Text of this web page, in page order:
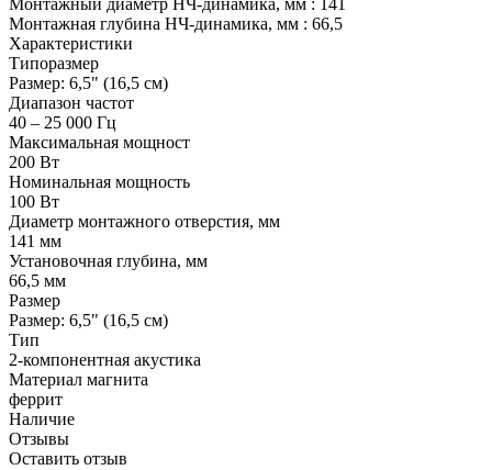
Монтажный диаметр НЧ-динамика, мм : 141
Монтажная глубина НЧ-динамика, мм : 66,5
Характеристики
Типоразмер
Размер: 6,5" (16,5 см)
Диапазон частот
40 – 25 000 Гц
Максимальная мощност
200 Вт
Номинальная мощность
100 Вт
Диаметр монтажного отверстия, мм
141 мм
Установочная глубина, мм
66,5 мм
Размер
Размер: 6,5" (16,5 см)
Тип
2-компонентная акустика
Материал магнита
феррит
Наличие
Отзывы
Оставить отзыв